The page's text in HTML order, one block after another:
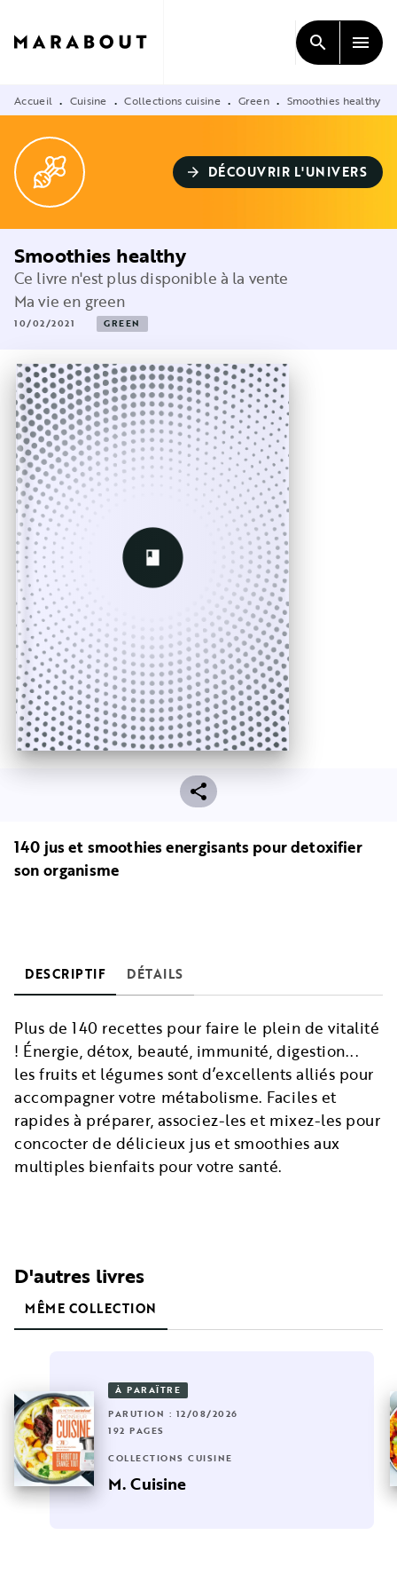
CONTENU
search menu
Accueil • Cuisine • Collections cuisine • Green • Smoothies healthy
arrow_forward DÉCOUVRIR L'UNIVERS
Smoothies healthy
Ce livre n'est plus disponible à la vente
Ma vie en green
10/02/2021 GREEN
140 jus et smoothies energisants pour detoxifier
son organisme
DESCRIPTIF DÉTAILS
Plus de 140 recettes pour faire le plein de vitalité
! Énergie, détox, beauté, immunité, digestion...
les fruits et légumes sont d’excellents alliés pour
accompagner votre métabolisme. Faciles et
rapides à préparer, associez-les et mixez-les pour
concocter de délicieux jus et smoothies aux
multiples bienfaits pour votre santé.
D'autres livres
MÊME COLLECTION
À PARAÎTRE
PARUTION : 12/08/2026
192 PAGES
COLLECTIONS CUISINE
M. Cuisine